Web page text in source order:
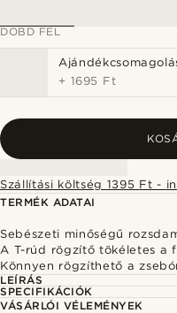
DOBD FEL
+ 1695 Ft
TERMÉK ADATAI
Sebészeti minőségű
A T-rúd rögzítő tökéletes a
Könnyen rögzíthető a
LEÍRÁS
SPECIFIKÁCIÓK
VÁSÁRLÓI VÉLEMÉNYEK